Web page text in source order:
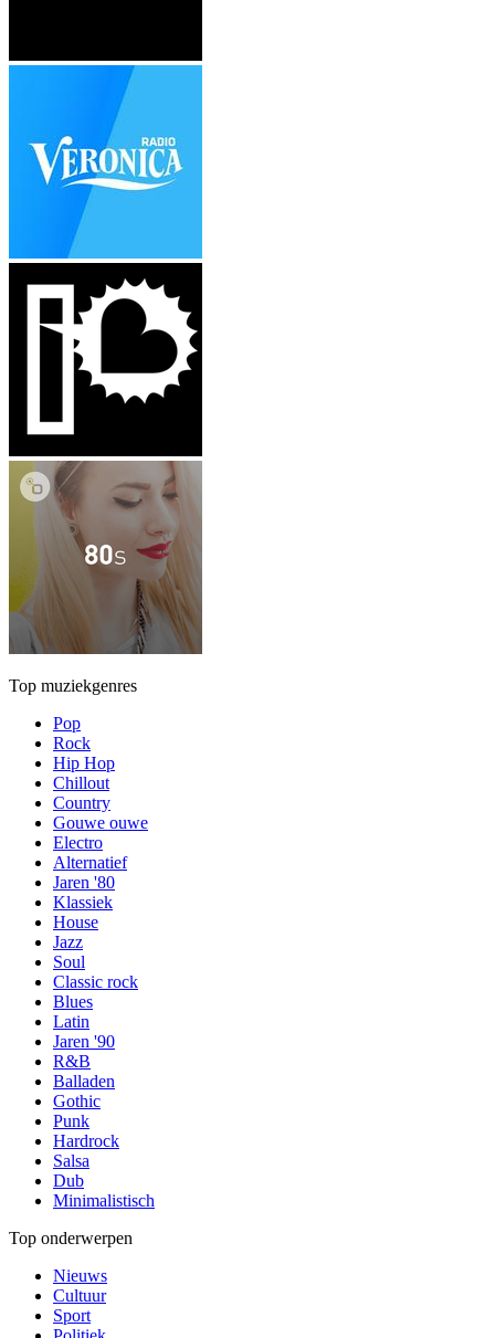
Top muziekgenres
Pop
Rock
Hip Hop
Chillout
Country
Gouwe ouwe
Electro
Alternatief
Jaren '80
Klassiek
House
Jazz
Soul
Classic rock
Blues
Latin
Jaren '90
R&B
Balladen
Gothic
Punk
Hardrock
Salsa
Dub
Minimalistisch
Top onderwerpen
Nieuws
Cultuur
Sport